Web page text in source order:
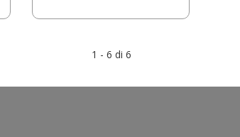
SWEET
CREMA
1 - 6 di 6